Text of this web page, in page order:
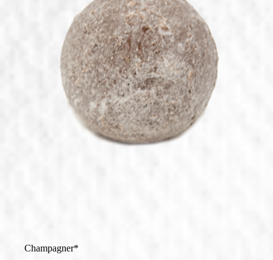
Saisonale Produkte
Sandwich & Brötchen
Geschenkideen
Alle Produkte
Filialen & Öffnungszeiten
Champagner*